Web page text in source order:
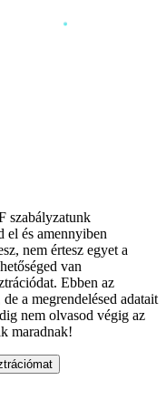
szabályzatunk
el és amennyiben
nem értesz egyet a
van
Ebben az
a megrendelésed adatait
nem olvasod végig az
maradnak!